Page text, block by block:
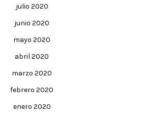
julio 2020
junio 2020
mayo 2020
abril 2020
marzo 2020
febrero 2020
enero 2020